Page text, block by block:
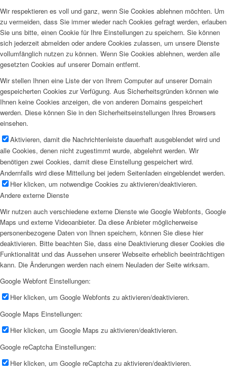
Wir respektieren es voll und ganz, wenn Sie Cookies ablehnen möchten. Um
zu vermeiden, dass Sie immer wieder nach Cookies gefragt werden, erlauben
Sie uns bitte, einen Cookie für Ihre Einstellungen zu speichern. Sie können
sich jederzeit abmelden oder andere Cookies zulassen, um unsere Dienste
vollumfänglich nutzen zu können. Wenn Sie Cookies ablehnen, werden alle
gesetzten Cookies auf unserer Domain entfernt.
Wir stellen Ihnen eine Liste der von Ihrem Computer auf unserer Domain
gespeicherten Cookies zur Verfügung. Aus Sicherheitsgründen können wie
Ihnen keine Cookies anzeigen, die von anderen Domains gespeichert
werden. Diese können Sie in den Sicherheitseinstellungen Ihres Browsers
einsehen.
Aktivieren, damit die Nachrichtenleiste dauerhaft ausgeblendet wird und
alle Cookies, denen nicht zugestimmt wurde, abgelehnt werden. Wir
benötigen zwei Cookies, damit diese Einstellung gespeichert wird.
Andernfalls wird diese Mitteilung bei jedem Seitenladen eingeblendet werden.
Hier klicken, um notwendige Cookies zu aktivieren/deaktivieren.
Andere externe Dienste
Wir nutzen auch verschiedene externe Dienste wie Google Webfonts, Google
Maps und externe Videoanbieter. Da diese Anbieter möglicherweise
personenbezogene Daten von Ihnen speichern, können Sie diese hier
deaktivieren. Bitte beachten Sie, dass eine Deaktivierung dieser Cookies die
Funktionalität und das Aussehen unserer Webseite erheblich beeinträchtigen
kann. Die Änderungen werden nach einem Neuladen der Seite wirksam.
Google Webfont Einstellungen:
Hier klicken, um Google Webfonts zu aktivieren/deaktivieren.
Google Maps Einstellungen:
Hier klicken, um Google Maps zu aktivieren/deaktivieren.
Google reCaptcha Einstellungen:
Hier klicken, um Google reCaptcha zu aktivieren/deaktivieren.